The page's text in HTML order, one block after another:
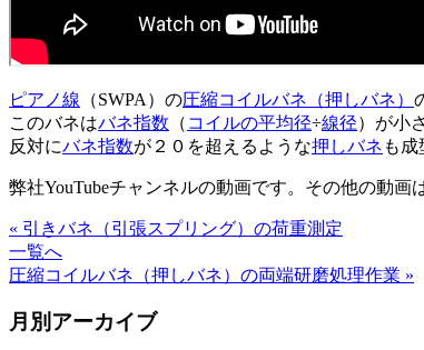
ピアノ線 （SWPA）の圧縮コイルバネ（押しバネ）
このバネはバネ指数 （ コイルの平均径÷線径）が小
反対にバネ指数が２０を超えるような押しバネ も成
弊社YouTubeチャンネルの動画です。その他の動画
« 引きバネ（引張スプリング）の荷重測定
一覧へ
圧縮コイルバネ（押しバネ）の両端研磨処理作業 »
月別アーカイブ